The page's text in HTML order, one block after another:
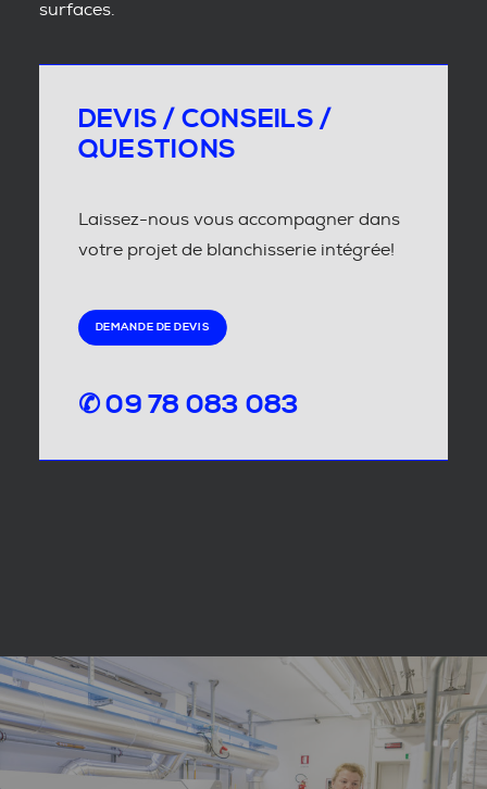
surfaces.
DEVIS / CONSEILS /
QUESTIONS
Laissez-nous vous accompagner dans
votre projet de blanchisserie intégrée!
DEMANDE DE DEVIS
✆ 09 78 083 083